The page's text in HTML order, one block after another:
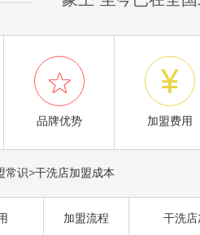

品牌优势

加盟费用
常识>干洗店加盟成本
加盟流程 干洗